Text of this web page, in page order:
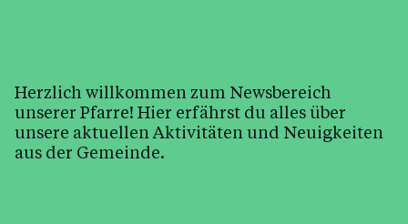
Wiedereintritt
Herzlich willkommen zum Newsbereich
unserer Pfarre! Hier erfährst du alles über
unsere aktuellen Aktivitäten und Neuigkeiten
aus der Gemeinde.